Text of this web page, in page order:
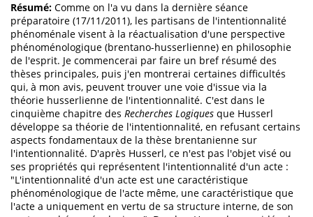
Résumé: Comme on l'a vu dans la dernière séance
préparatoire (17/11/2011), les partisans de l'intentionnalité
phénoménale visent à la réactualisation d'une perspective
phénoménologique (brentano-husserlienne) en philosophie
de l'esprit. Je commencerai par faire un bref résumé des
thèses principales, puis j'en montrerai certaines difficultés
qui, à mon avis, peuvent trouver une voie d'issue via la
théorie husserlienne de l'intentionnalité. C'est dans le
cinquième chapitre des Recherches Logiques que Husserl
développe sa théorie de l'intentionnalité, en refusant certains
aspects fondamentaux de la thèse brentanienne sur
l'intentionnalité. D'après Husserl, ce n'est pas l'objet visé ou
ses propriétés qui représentent l'intentionnalité d'un acte :
"L'intentionnalité d'un acte est une caractéristique
phénoménologique de l'acte même, une caractéristique que
l'acte a uniquement en vertu de sa structure interne, de son